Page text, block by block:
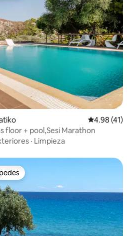
Calificación
4.98 (41)
floor + pool,Sesi Marathon
· Limpieza
entre huéspedes